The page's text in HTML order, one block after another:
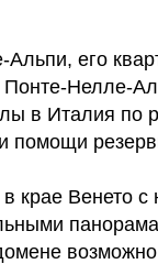
его
Нелле-
в Италия по
помощи
крае Венето
возможно